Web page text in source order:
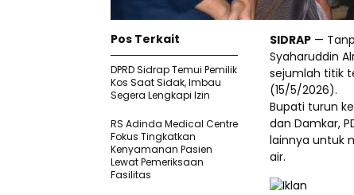
SIDRAP —
Syaharuddin
sejumlah titik
(15/5/2026).
Bupati turun ke
dan Damkar,
lainnya untuk
air.
Pos Terkait
DPRD Sidrap Temui Pemilik
Kos Saat Sidak, Imbau
Segera Lengkapi Izin
RS Adinda Medical Centre
Fokus Tingkatkan
Kenyamanan Pasien
Lewat Pemeriksaan
Fasilitas